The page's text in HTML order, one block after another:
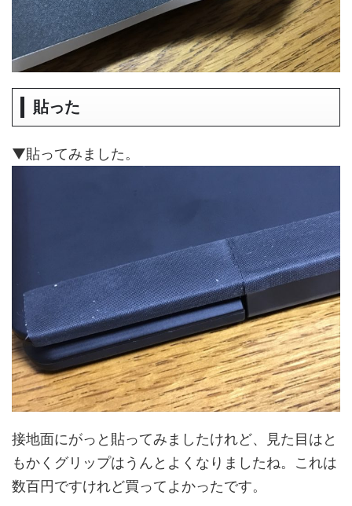
貼った
▼貼ってみました。
接地面にがっと貼ってみましたけれど、見た目はと
もかくグリップはうんとよくなりましたね。これは
数百円ですけれど買ってよかったです。